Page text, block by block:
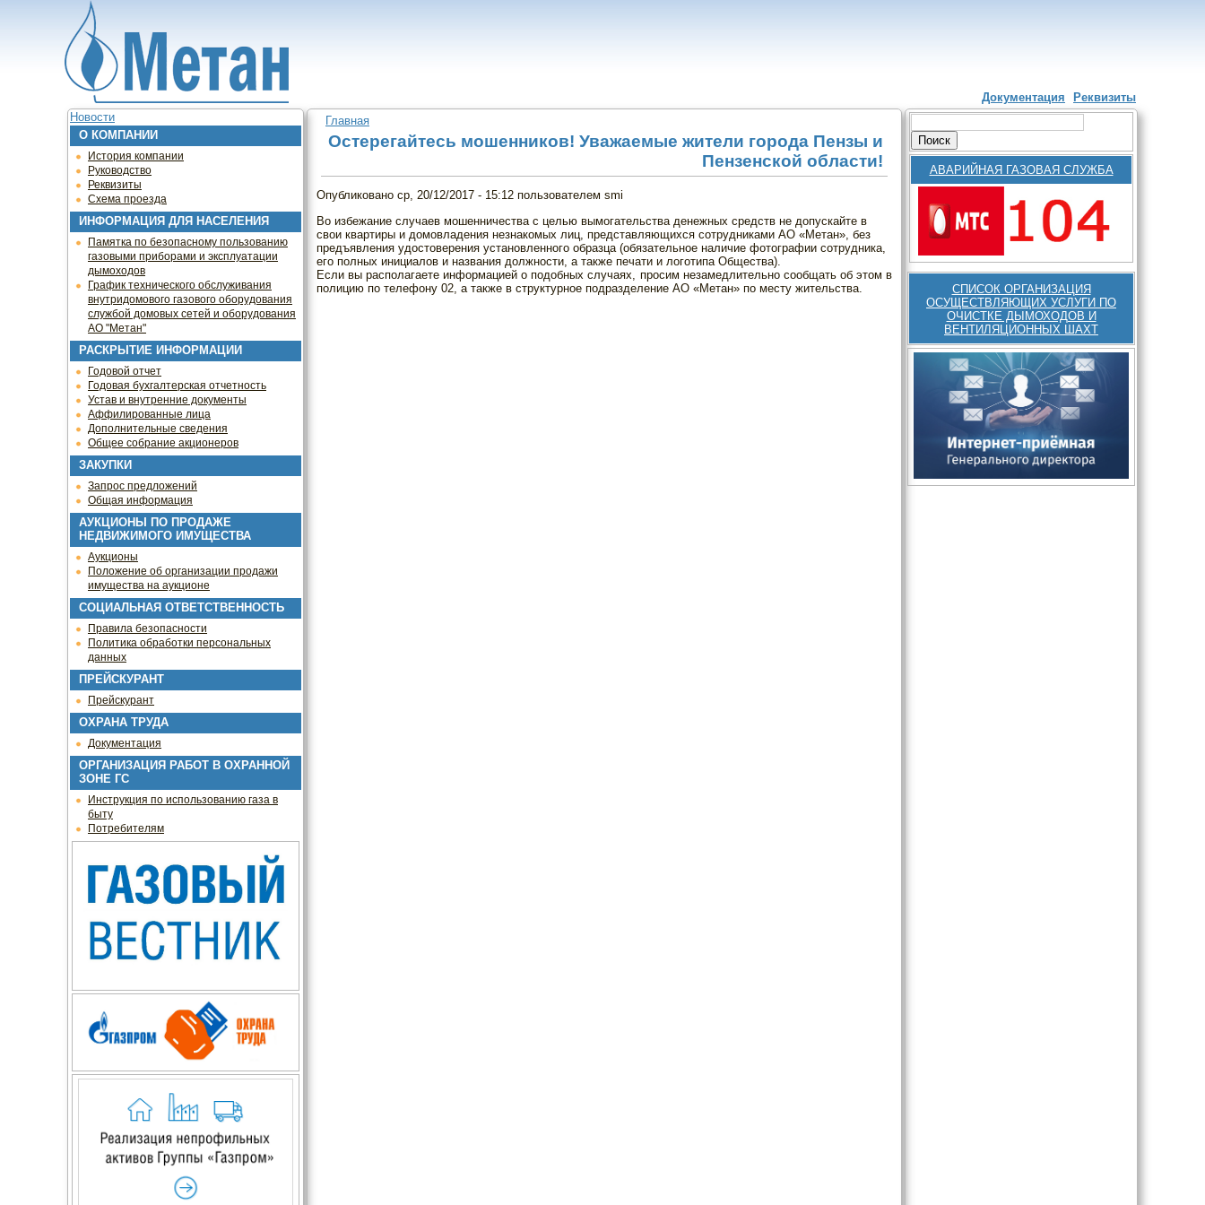
Jump to navigation
Главное меню
Документация
Реквизиты
Новости
О КОМПАНИИ
История компании
Руководство
Реквизиты
Схема проезда
ИНФОРМАЦИЯ ДЛЯ НАСЕЛЕНИЯ
Памятка по безопасному пользованию
газовыми приборами и эксплуатации
дымоходов
График технического обслуживания
внутридомового газового оборудования
службой домовых сетей и оборудования
АО "Метан"
РАСКРЫТИЕ ИНФОРМАЦИИ
Годовой отчет
Годовая бухгалтерская отчетность
Устав и внутренние документы
Аффилированные лица
Дополнительные сведения
Общее собрание акционеров
ЗАКУПКИ
Запрос предложений
Общая информация
АУКЦИОНЫ ПО ПРОДАЖЕ
НЕДВИЖИМОГО ИМУЩЕСТВА
Аукционы
Положение об организации продажи
имущества на аукционе
СОЦИАЛЬНАЯ ОТВЕТСТВЕННОСТЬ
Правила безопасности
Политика обработки персональных
данных
ПРЕЙСКУРАНТ
Прейскурант
ОХРАНА ТРУДА
Документация
ОРГАНИЗАЦИЯ РАБОТ В ОХРАННОЙ
ЗОНЕ ГС
Инструкция по использованию газа в
быту
Потребителям
Вы здесь
Главная
Остерегайтесь мошенников! Уважаемые жители города Пензы и
Пензенской области!
Опубликовано ср, 20/12/2017 - 15:12 пользователем smi
Во избежание случаев мошенничества с целью вымогательства денежных средств не допускайте в
свои квартиры и домовладения незнакомых лиц, представляющихся сотрудниками АО «Метан», без
предъявления удостоверения установленного образца (обязательное наличие фотографии сотрудника,
его полных инициалов и названия должности, а также печати и логотипа Общества).
Если вы располагаете информацией о подобных случаях, просим незамедлительно сообщать об этом в
полицию по телефону 02, а также в структурное подразделение АО «Метан» по месту жительства.
Форма поиска
АВАРИЙНАЯ ГАЗОВАЯ СЛУЖБА
СПИСОК ОРГАНИЗАЦИЯ
ОСУЩЕСТВЛЯЮЩИХ УСЛУГИ ПО
ОЧИСТКЕ ДЫМОХОДОВ И
ВЕНТИЛЯЦИОННЫХ ШАХТ